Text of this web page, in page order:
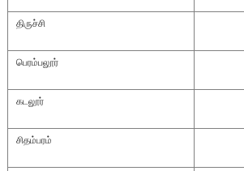
திருச்சி
பெரம்பலூர்
கடலூர்
சிதம்பரம்